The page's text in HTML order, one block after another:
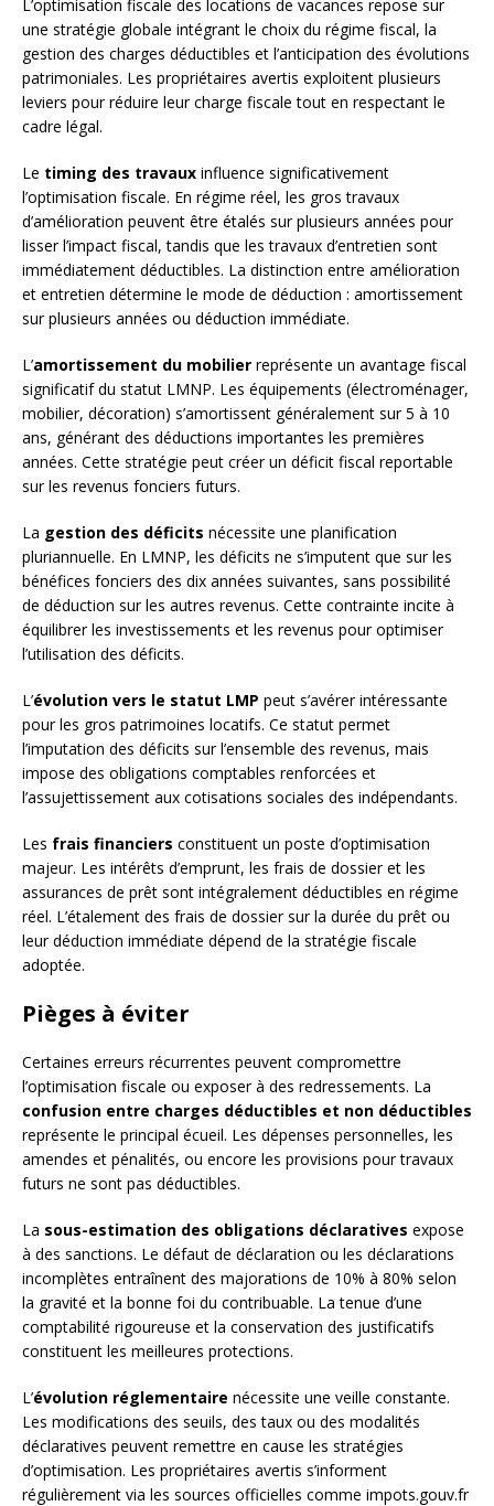
L’optimisation fiscale des locations de vacances repose sur
une stratégie globale intégrant le choix du régime fiscal, la
gestion des charges déductibles et l’anticipation des évolutions
patrimoniales. Les propriétaires avertis exploitent plusieurs
leviers pour réduire leur charge fiscale tout en respectant le
cadre légal.
Le timing des travaux influence significativement
l’optimisation fiscale. En régime réel, les gros travaux
d’amélioration peuvent être étalés sur plusieurs années pour
lisser l’impact fiscal, tandis que les travaux d’entretien sont
immédiatement déductibles. La distinction entre amélioration
et entretien détermine le mode de déduction : amortissement
sur plusieurs années ou déduction immédiate.
L’amortissement du mobilier représente un avantage fiscal
significatif du statut LMNP. Les équipements (électroménager,
mobilier, décoration) s’amortissent généralement sur 5 à 10
ans, générant des déductions importantes les premières
années. Cette stratégie peut créer un déficit fiscal reportable
sur les revenus fonciers futurs.
La gestion des déficits nécessite une planification
pluriannuelle. En LMNP, les déficits ne s’imputent que sur les
bénéfices fonciers des dix années suivantes, sans possibilité
de déduction sur les autres revenus. Cette contrainte incite à
équilibrer les investissements et les revenus pour optimiser
l’utilisation des déficits.
L’évolution vers le statut LMP peut s’avérer intéressante
pour les gros patrimoines locatifs. Ce statut permet
l’imputation des déficits sur l’ensemble des revenus, mais
impose des obligations comptables renforcées et
l’assujettissement aux cotisations sociales des indépendants.
Les frais financiers constituent un poste d’optimisation
majeur. Les intérêts d’emprunt, les frais de dossier et les
assurances de prêt sont intégralement déductibles en régime
réel. L’étalement des frais de dossier sur la durée du prêt ou
leur déduction immédiate dépend de la stratégie fiscale
adoptée.
Pièges à éviter
Certaines erreurs récurrentes peuvent compromettre
l’optimisation fiscale ou exposer à des redressements. La
confusion entre charges déductibles et non déductibles
représente le principal écueil. Les dépenses personnelles, les
amendes et pénalités, ou encore les provisions pour travaux
futurs ne sont pas déductibles.
La sous-estimation des obligations déclaratives expose
à des sanctions. Le défaut de déclaration ou les déclarations
incomplètes entraînent des majorations de 10% à 80% selon
la gravité et la bonne foi du contribuable. La tenue d’une
comptabilité rigoureuse et la conservation des justificatifs
constituent les meilleures protections.
L’évolution réglementaire nécessite une veille constante.
Les modifications des seuils, des taux ou des modalités
déclaratives peuvent remettre en cause les stratégies
d’optimisation. Les propriétaires avertis s’informent
régulièrement via les sources officielles comme impots.gouv.fr